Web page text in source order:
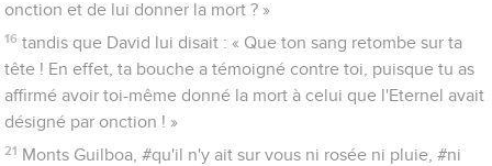
onction et de lui donner la mort ? »
16 tandis que David lui disait : « Que ton sang retombe sur ta
tête ! En effet, ta bouche a témoigné contre toi, puisque tu as
affirmé avoir toi-même donné la mort à celui que l'Eternel avait
désigné par onction ! »
21 Monts Guilboa, #qu'il n'y ait sur vous ni rosée ni pluie, #ni